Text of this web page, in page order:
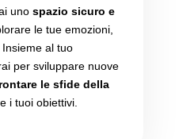
uno spazio sicuro e
le tue emozioni,
Insieme al tuo
per sviluppare nuove
le sfide della
i tuoi obiettivi.